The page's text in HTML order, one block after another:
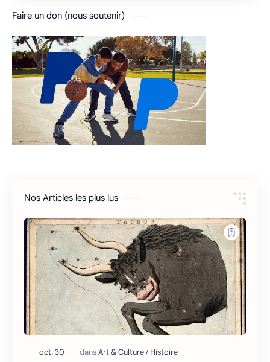
Faire un don (nous soutenir)
Nos Articles les plus lus